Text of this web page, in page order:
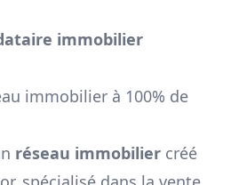
immobilier
immobilier à 100% de
réseau immobilier créé